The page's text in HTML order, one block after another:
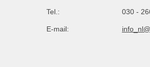
Tel.: 030 -
E-mail: